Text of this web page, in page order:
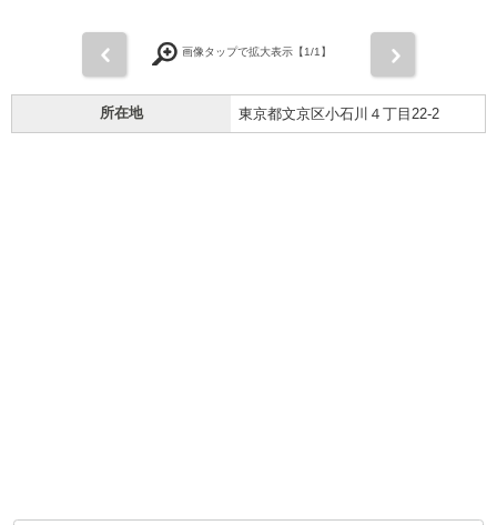
画像タップで拡大表示【1/1】
所在地 東京都文京区小石川４丁目22-2